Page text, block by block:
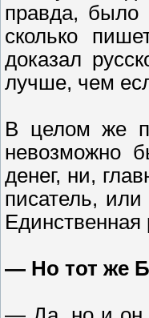
правда, было
сколько
доказал
лучше, чем
В целом же
невозможно
денег, ни,
писатель,
— Но тот же